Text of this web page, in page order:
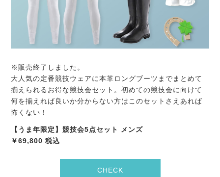
※販売終了しました。
大人気の定番競技ウェアに本革ロングブーツまでまとめて
揃えられるお得な競技会セット。初めての競技会に向けて
何を揃えれば良いか分からない方はこのセットさえあれば
怖くない！
【うま年限定】競技会5点セット メンズ
￥69,800 税込
CHECK